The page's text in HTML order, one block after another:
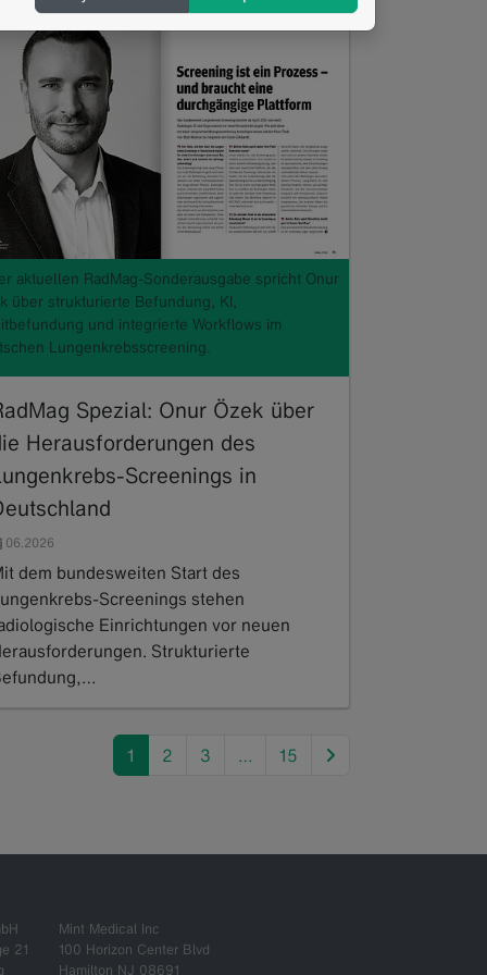
aktuellen RadMag-Sonderausgabe spricht Onur
über strukturierte Befundung, KI,
und integrierte Workflows im
Lungenkrebsscreening.
Spezial: Onur Özek über
Herausforderungen des
Screenings in
06.2026
dem bundesweiten Start des
Screenings stehen
Einrichtungen vor neuen
Strukturierte
1 2 3 … 15
21
Mint Medical Inc
100 Horizon Center Blvd
Hamilton NJ 08691